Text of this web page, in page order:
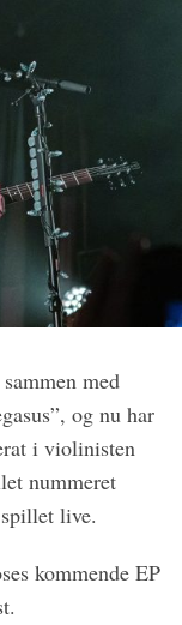
med
og nu har
i violinisten
nummeret
live.
kommende EP